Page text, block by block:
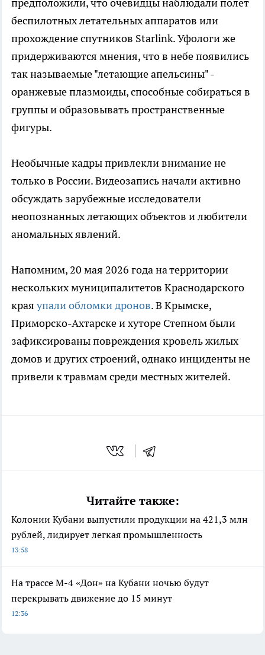
предположили, что очевидцы наблюдали полет
беспилотных летательных аппаратов или
прохождение спутников Starlink. Уфологи же
придерживаются мнения, что в небе появились
так называемые "летающие апельсины" -
оранжевые плазмоиды, способные собираться в
группы и образовывать пространственные
фигуры.
Необычные кадры привлекли внимание не
только в России. Видеозапись начали активно
обсуждать зарубежные исследователи
неопознанных летающих объектов и любители
аномальных явлений.
Напомним, 20 мая 2026 года на территории
нескольких муниципалитетов Краснодарского
края упали обломки дронов. В Крымске,
Приморско-Ахтарске и хуторе Степном были
зафиксированы повреждения кровель жилых
домов и других строений, однако инциденты не
привели к травмам среди местных жителей.
Читайте также:
Колонии Кубани выпустили продукции на 421,3 млн
рублей, лидирует легкая промышленность
13:58
На трассе М-4 «Дон» на Кубани ночью будут
перекрывать движение до 15 минут
12:36